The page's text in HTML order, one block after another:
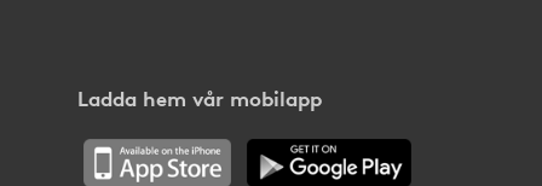
Ladda hem vår mobilapp